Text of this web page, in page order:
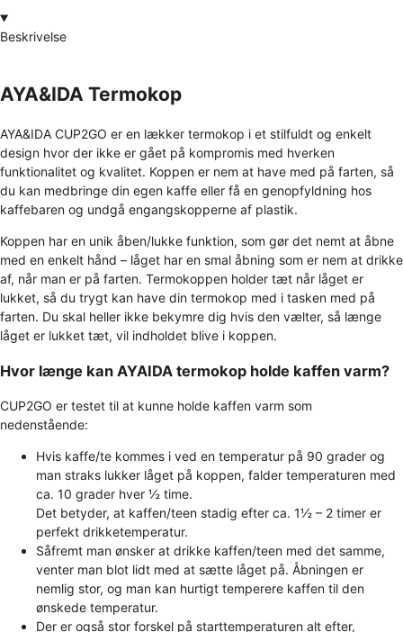
Beskrivelse
AYA&IDA Termokop
AYA&IDA CUP2GO er en lækker termokop i et stilfuldt og enkelt
design hvor der ikke er gået på kompromis med hverken
funktionalitet og kvalitet. Koppen er nem at have med på farten, så
du kan medbringe din egen kaffe eller få en genopfyldning hos
kaffebaren og undgå engangskopperne af plastik.
Koppen har en unik åben/lukke funktion, som gør det nemt at åbne
med en enkelt hånd – låget har en smal åbning som er nem at drikke
af, når man er på farten. Termokoppen holder tæt når låget er
lukket, så du trygt kan have din termokop med i tasken med på
farten. Du skal heller ikke bekymre dig hvis den vælter, så længe
låget er lukket tæt, vil indholdet blive i koppen.
Hvor længe kan AYAIDA termokop holde kaffen varm?
CUP2GO er testet til at kunne holde kaffen varm som
nedenstående:
Hvis kaffe/te kommes i ved en temperatur på 90 grader og
man straks lukker låget på koppen, falder temperaturen med
ca. 10 grader hver ½ time.
Det betyder, at kaffen/teen stadig efter ca. 1½ – 2 timer er
perfekt drikketemperatur.
Såfremt man ønsker at drikke kaffen/teen med det samme,
venter man blot lidt med at sætte låget på. Åbningen er
nemlig stor, og man kan hurtigt temperere kaffen til den
ønskede temperatur.
Der er også stor forskel på starttemperaturen alt efter,